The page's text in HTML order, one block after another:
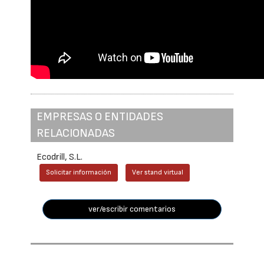
EMPRESAS O ENTIDADES
RELACIONADAS
Ecodrill, S.L.
Solicitar información Ver stand virtual
ver/escribir comentarios